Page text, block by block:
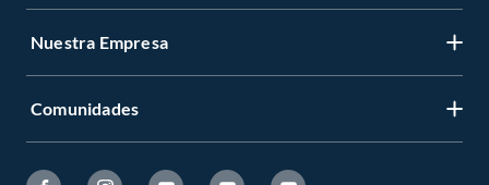
Nuestra Empresa
Comunidades